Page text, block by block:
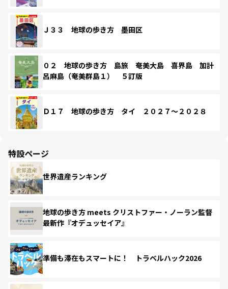
Ｊ３３ 地球の歩き方 墨田区
０２ 地球の歩き方 島旅 奄美大島 喜界島 加計
呂麻島（奄美群島１） ５訂版
Ｄ１７ 地球の歩き方 タイ ２０２７～２０２８
特設ページ
世界遺産ランキング
地球の歩き方 meets クリストファー・ノーラン監督
最新作『オデュッセイア』
準備も滞在もスマートに！ トラベルハック2026